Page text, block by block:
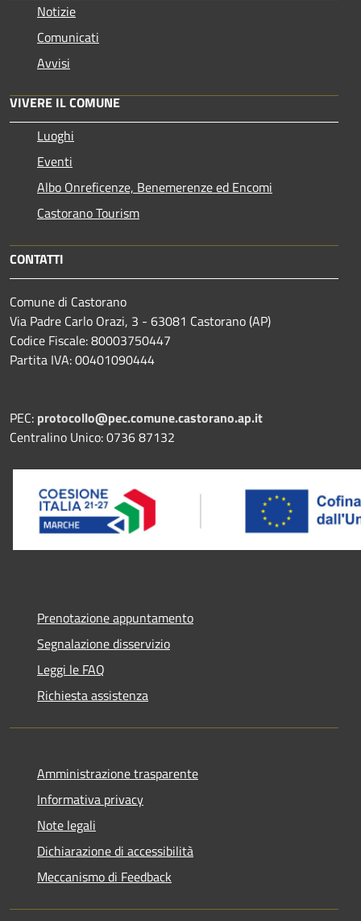
Notizie
Comunicati
Avvisi
VIVERE IL COMUNE
Luoghi
Eventi
Albo Onreficenze, Benemerenze ed Encomi
Castorano Tourism
CONTATTI
Comune di Castorano
Via Padre Carlo Orazi, 3 - 63081 Castorano (AP)
Codice Fiscale: 80003750447
Partita IVA: 00401090444
PEC: protocollo@pec.comune.castorano.ap.it
Centralino Unico: 0736 87132
Prenotazione appuntamento
Segnalazione disservizio
Leggi le FAQ
Richiesta assistenza
Amministrazione trasparente
Informativa privacy
Note legali
Dichiarazione di accessibilità
Meccanismo di Feedback